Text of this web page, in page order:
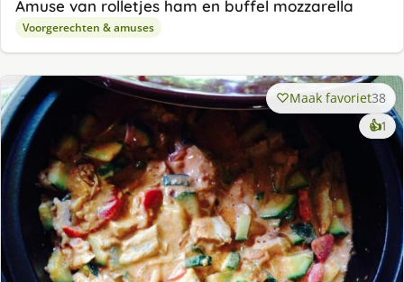
Amuse van rolletjes ham en buffel mozzarella
Voorgerechten & amuses
Maak favoriet38
👍1